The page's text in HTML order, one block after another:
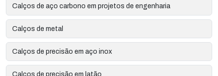
Calços de aço carbono em projetos de engenharia
Calços de metal
Calços de precisão em aço inox
Calços de precisão em latão